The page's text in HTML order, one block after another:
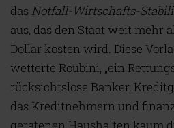
das Notfall-Wirtschafts-
aus, das den Staat weit mehr
Dollar kosten wird. Diese
wetterte Roubini, „ein
rücksichtslose Banker,
das Kreditnehmern und